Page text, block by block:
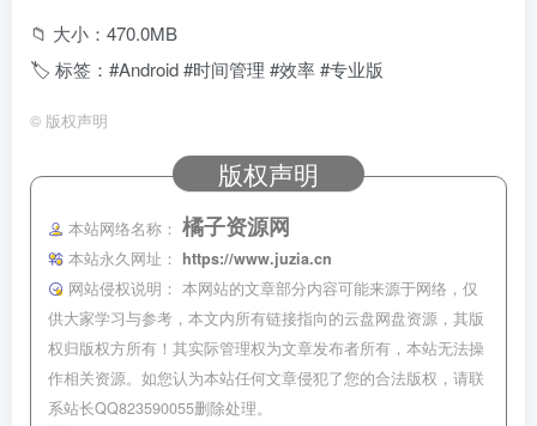
📁 大小：470.0MB
🏷 标签：#Android #时间管理 #效率 #专业版
© 版权声明
版权声明
本站网络名称： 橘子资源网
本站永久网址：
https://www.juzia.cn
网站侵权说明： 本网站的文章部分内容可能来源于网络，仅
供大家学习与参考，本文内所有链接指向的云盘网盘资源，其版
权归版权方所有！其实际管理权为文章发布者所有，本站无法操
作相关资源。如您认为本站任何文章侵犯了您的合法版权，请联
系站长QQ823590055删除处理。